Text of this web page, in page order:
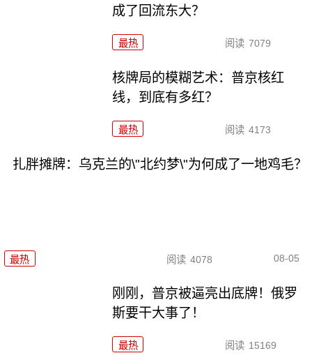
成了回流东大？
最热 阅读 7079
核牌局的模糊艺术：普京核红
线，到底有多红？
最热 阅读 4173
扎胖摊牌：乌克兰的\"北约梦\"为何成了一地鸡毛？
最热 阅读 4078 08-05
刚刚，普京被逼亮出底牌！俄罗
斯要干大事了！
最热 阅读 15169